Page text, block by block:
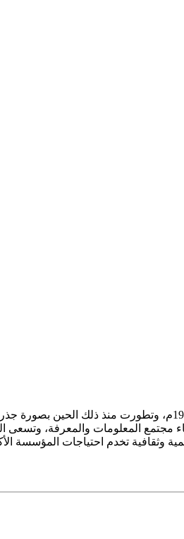
مجتمع المعلومات والمعرفة، وتسعى
وثقافية تخدم احتياجات المؤسسة